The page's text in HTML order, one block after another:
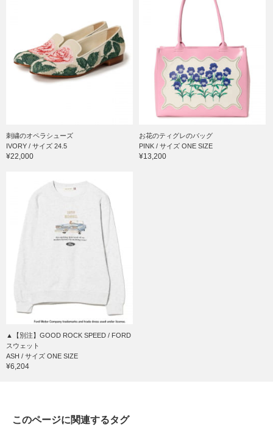
刺繍のオペラシューズ
IVORY / サイズ 24.5
¥22,000
お花のティグレのバッグ
PINK / サイズ ONE SIZE
¥13,200
▲【別注】GOOD ROCK SPEED / FORD
スウェット
ASH / サイズ ONE SIZE
¥6,204
このページに関連するタグ